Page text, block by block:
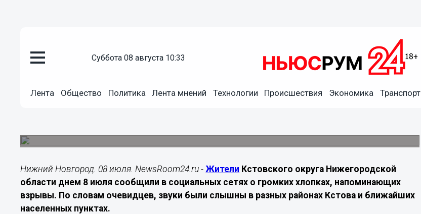
суббота 08 августа 10:33
Лента Общество Политика Лента мнений Технологии Происшествия Экономика Транспорт
Происшествия
Жители Кстовского округа сообщили о громких хлопках
Нижний Новгород. 08 июля. NewsRoom24.ru -Жители Кстовского округа Нижегородской
области днем 8 июля сообщили в социальных сетях о громких хлопках, напоминающих
взрывы. По словам очевидцев, звуки были слышны в разных районах Кстова и ближайших
населенных пунктах.